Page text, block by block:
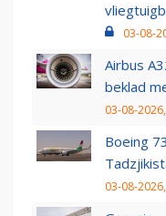
03-08-
Airbus
beklad
03-08-
Boeing
03-08-